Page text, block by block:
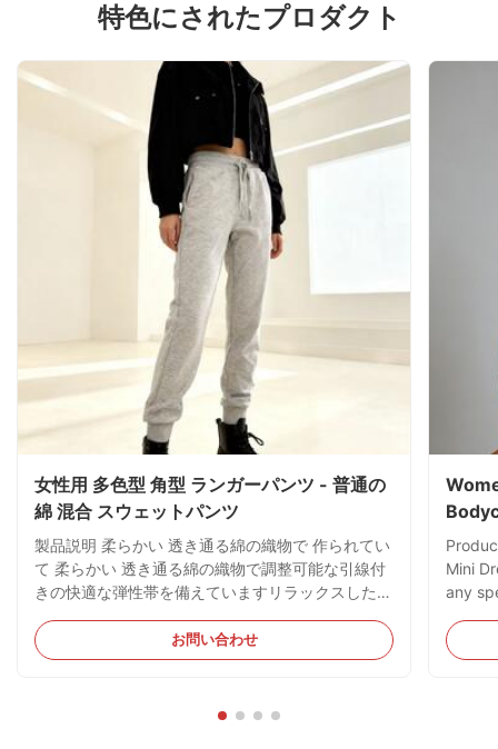
特色にされたプロダクト
女性用 多色型 角型 ランガーパンツ - 普通の
綿 混合 スウェットパンツ
製品説明 柔らかい 透き通る綿の織物で 作られてい
て 柔らかい 透き通る綿の織物で調整可能な引線付
きの快適な弾性帯を備えていますリラックスした構
にカットされたジャケットとペアリングスタイリッ
シュな外観を保つために 生産の詳細 柔らかい綿の
機能的なサイドポケット 角型ジョギング用 肋骨の
お問い合わせ
Mini
any